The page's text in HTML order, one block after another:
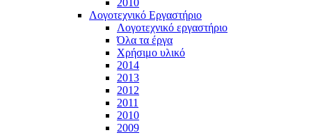
2010
Λογοτεχνικό Εργαστήριο
Λογοτεχνικό εργαστήριο
Όλα τα έργα
Χρήσιμο υλικό
2014
2013
2012
2011
2010
2009